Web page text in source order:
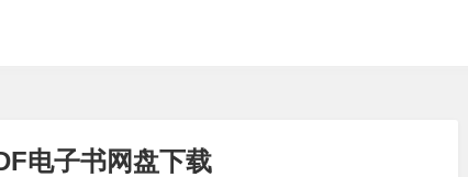
电子书网盘下载